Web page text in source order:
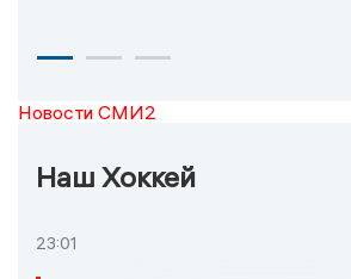
Новости СМИ2
Наш Хоккей
23:01